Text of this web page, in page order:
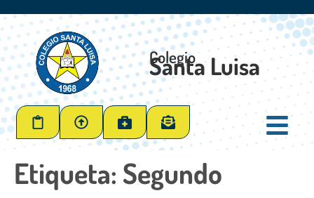
Colegio
Santa Luisa
Etiqueta: Segundo